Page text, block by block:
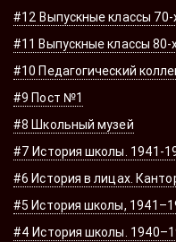
#12 Выпускные классы 70-
#11 Выпускные классы 80-
#10 Педагогический
#9 Пост №1
#8 Школьный музей
#7 История школы. 1941-
#6 История в лицах.
#5 История школы,
#4 История школы.